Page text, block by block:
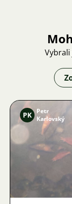
PK
Petr
Karlovský